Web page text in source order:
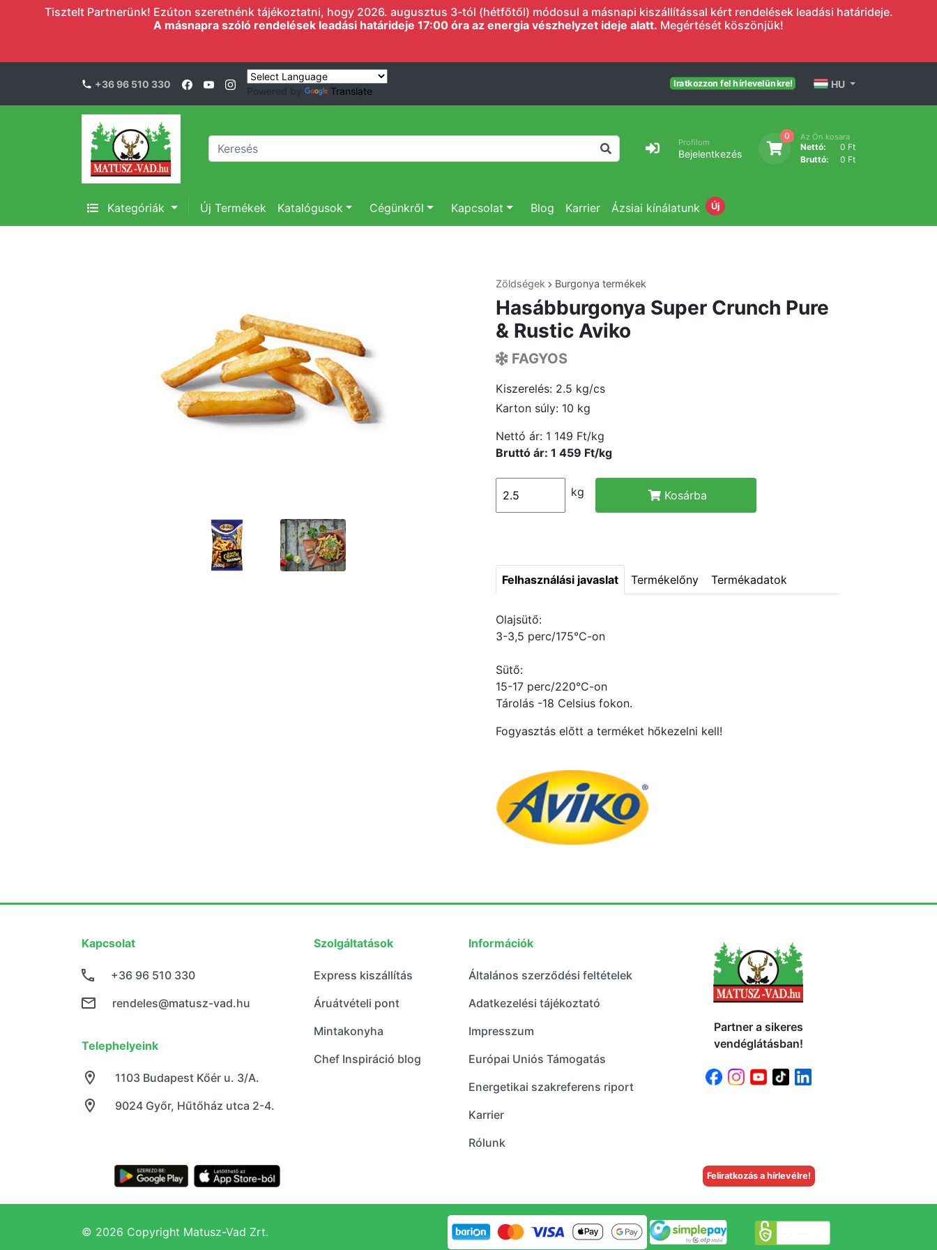
Tisztelt Partnerünk! Ezúton szeretnénk tájékoztatni, hogy 2026. augusztus 3-tól (hétfőtől) módosul a másnapi kiszállítással kért rendelések leadási határideje.
A másnapra szóló rendelések leadási határideje 17:00 óra az energia vészhelyzet ideje alatt. Megértését köszönjük!
+36 96 510 330
Powered by Translate
Iratkozzon fel hírlevelünkre! HU
Profilom
Bejelentkezés
0 Az Ön kosara
Nettó:
0 Ft
Bruttó:
0 Ft
Kategóriák Új Termékek Katalógusok Cégünkről Kapcsolat Blog Karrier Ázsiai kínálatunk Új
Zöldségek Burgonya termékek
Hasábburgonya Super Crunch Pure
& Rustic Aviko
FAGYOS
Kiszerelés: 2.5 kg/cs
Karton súly: 10 kg
Nettó ár: 1 149 Ft/kg
Bruttó ár: 1 459 Ft/kg
kg Kosárba
Felhasználási javaslat Termékelőny Termékadatok
Olajsütő:
3-3,5 perc/175°C-on
Sütő:
15-17 perc/220°C-on
Tárolás -18 Celsius fokon.
Fogyasztás előtt a terméket hőkezelni kell!
Kapcsolat
+36 96 510 330
rendeles@matusz-vad.hu
Telephelyeink
9024 Győr, Hűtőház utca 2-4.
1103 Budapest Kőér u. 3/A.
Szolgáltatások
Express kiszállítás
Áruátvételi pont
Mintakonyha
Chef Inspiráció blog
Információk
Általános szerződési feltételek
Adatkezelési tájékoztató
Impresszum
Európai Uniós Támogatás
Energetikai szakreferens riport
Karrier
Rólunk
Partner a sikeres
vendéglátásban!
Feliratkozás a hírlevélre!
© 2026 Copyright Matusz-Vad Zrt.